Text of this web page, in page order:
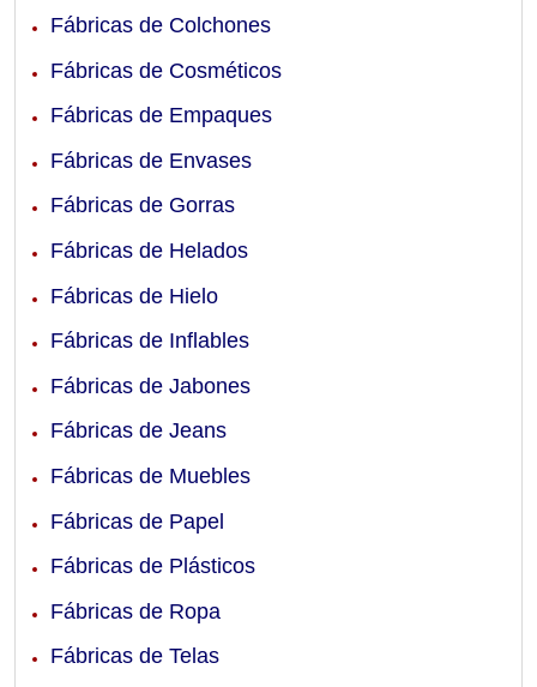
Fábricas de Colchones
Fábricas de Cosméticos
Fábricas de Empaques
Fábricas de Envases
Fábricas de Gorras
Fábricas de Helados
Fábricas de Hielo
Fábricas de Inflables
Fábricas de Jabones
Fábricas de Jeans
Fábricas de Muebles
Fábricas de Papel
Fábricas de Plásticos
Fábricas de Ropa
Fábricas de Telas